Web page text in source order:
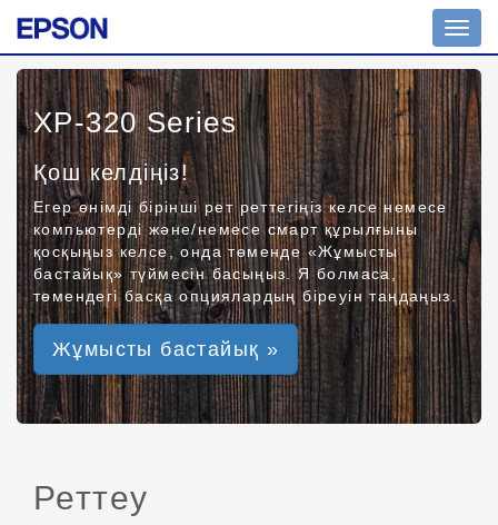
XP-320 Series
Қош келдіңіз!
Егер өнімді бірінші рет реттегіңіз келсе немесе
компьютерді және/немесе смарт құрылғыны
қосқыңыз келсе, онда төменде «Жұмысты
бастайық» түймесін басыңыз. Я болмаса,
төмендегі басқа опциялардың біреуін таңдаңыз.
Жұмысты бастайық »
Реттеу